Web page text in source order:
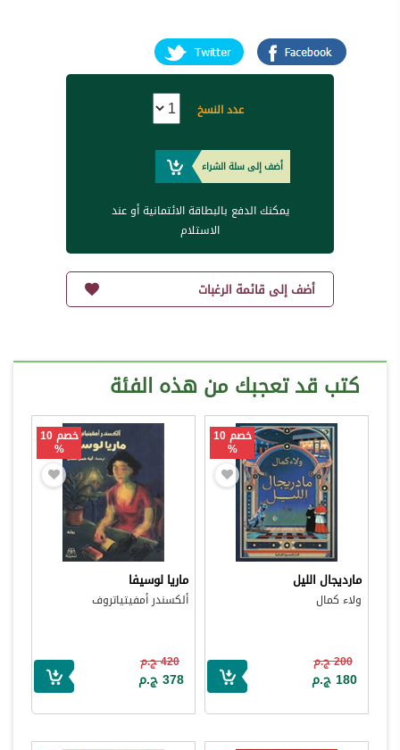
عدد النسخ
أضف إلى سلة الشراء
يمكنك الدفع بالبطاقة الائتمانية أو عند
الاستلام
أضف إلى قائمة الرغبات
كتب قد تعجبك من هذه الفئة
خصم 10
%
مارديجال الليل
ولاء كمال
200 ج.م
180 ج.م
خصم 10
%
ماريا لوسيفا
ألكسندر أمفيتياتروف
420 ج.م
378 ج.م